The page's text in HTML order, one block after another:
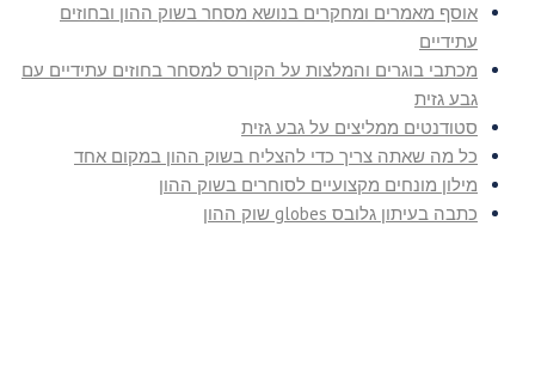
אוסף מאמרים ומחקרים בנושא מסחר בשוק ההון ובחוזים
עתידיים
מכתבי בוגרים והמלצות על הקורס למסחר בחוזים עתידיים עם
גבע גזית
סטודנטים ממליצים על גבע גזית
כל מה שאתה צריך כדי להצליח בשוק ההון במקום אחד
מילון מונחים מקצועיים לסוחרים בשוק ההון
כתבה בעיתון גלובס globes שוק ההון